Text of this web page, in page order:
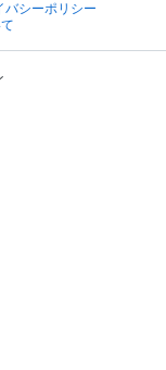
バシーポリシー